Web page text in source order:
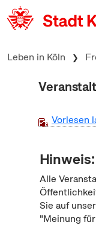
zum Inhalt springen
Leben in Köln
Vorlesen
Hinweis:
Alle
Sie auf
"Meinung für